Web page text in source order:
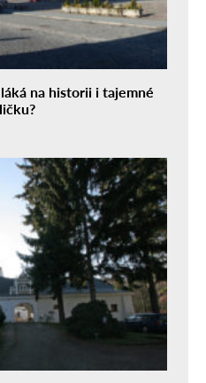
na historii i tajemné